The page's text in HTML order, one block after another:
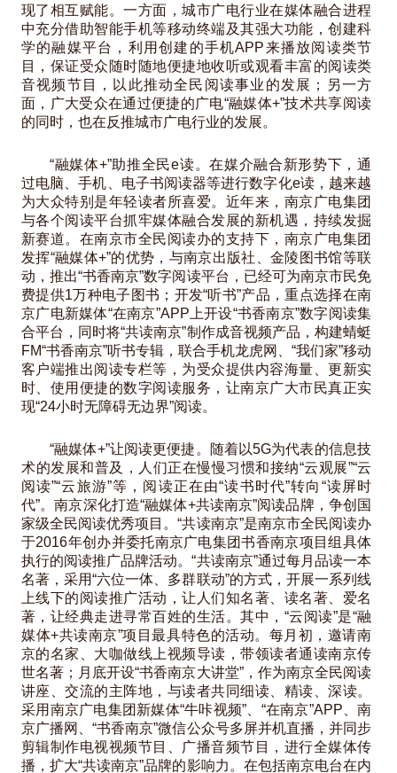
现了相互赋能。一方面，城市广电行业在媒体融合进程
中充分借助智能手机等移动终端及其强大功能，创建科
学的融媒平台，利用创建的手机APP来播放阅读类节
目，保证受众随时随地便捷地收听或观看丰富的阅读类
音视频节目，以此推动全民阅读事业的发展；另一方
面，广大受众在通过便捷的广电“融媒体+”技术共享阅读
的同时，也在反推城市广电行业的发展。
“融媒体+”助推全民e读。在媒介融合新形势下，通
过电脑、手机、电子书阅读器等进行数字化e读，越来越
为大众特别是年轻读者所喜爱。近年来，南京广电集团
与各个阅读平台抓牢媒体融合发展的新机遇，持续发掘
新赛道。在南京市全民阅读办的支持下，南京广电集团
发挥“融媒体+”的优势，与南京出版社、金陵图书馆等联
动，推出“书香南京”数字阅读平台，已经可为南京市民免
费提供1万种电子图书；开发“听书”产品，重点选择在南
京广电新媒体“在南京”APP上开设“书香南京”数字阅读集
合平台，同时将“共读南京”制作成音视频产品，构建蜻蜓
FM“书香南京”听书专辑，联合手机龙虎网、“我们家”移动
客户端推出阅读专栏等，为受众提供内容海量、更新实
时、使用便捷的数字阅读服务，让南京广大市民真正实
现“24小时无障碍无边界”阅读。
“融媒体+”让阅读更便捷。随着以5G为代表的信息技
术的发展和普及，人们正在慢慢习惯和接纳“云观展”“云
阅读”“云旅游”等，阅读正在由“读书时代”转向“读屏时
代”。南京深化打造“融媒体+共读南京”阅读品牌，争创国
家级全民阅读优秀项目。“共读南京”是南京市全民阅读办
于2016年创办并委托南京广电集团书香南京项目组具体
执行的阅读推广品牌活动。“共读南京”通过每月品读一本
名著，采用“六位一体、多群联动”的方式，开展一系列线
上线下的阅读推广活动，让人们知名著、读名著、爱名
著，让经典走进寻常百姓的生活。其中，“云阅读”是“融
媒体+共读南京”项目最具特色的活动。每月初，邀请南
京的名家、大咖做线上视频导读，带领读者通读南京传
世名著；月底开设“书香南京大讲堂”，作为南京全民阅读
讲座、交流的主阵地，与读者共同细读、精读、深读。
采用南京广电集团新媒体“牛咔视频”、“在南京”APP、南
京广播网、“书香南京”微信公众号多屏并机直播，并同步
剪辑制作电视视频节目、广播音频节目，进行全媒体传
播，扩大“共读南京”品牌的影响力。在包括南京电台在内